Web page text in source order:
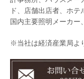
ド、店舗出店者、ホテ
国内主要照明メーカー
※当社は経済産業局よ